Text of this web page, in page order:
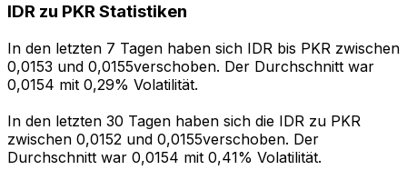
IDR zu PKR Statistiken
In den letzten 7 Tagen haben sich IDR bis PKR zwischen
0,0153 und 0,0155verschoben. Der Durchschnitt war
0,0154 mit 0,29% Volatilität.
In den letzten 30 Tagen haben sich die IDR zu PKR
zwischen 0,0152 und 0,0155verschoben. Der
Durchschnitt war 0,0154 mit 0,41% Volatilität.